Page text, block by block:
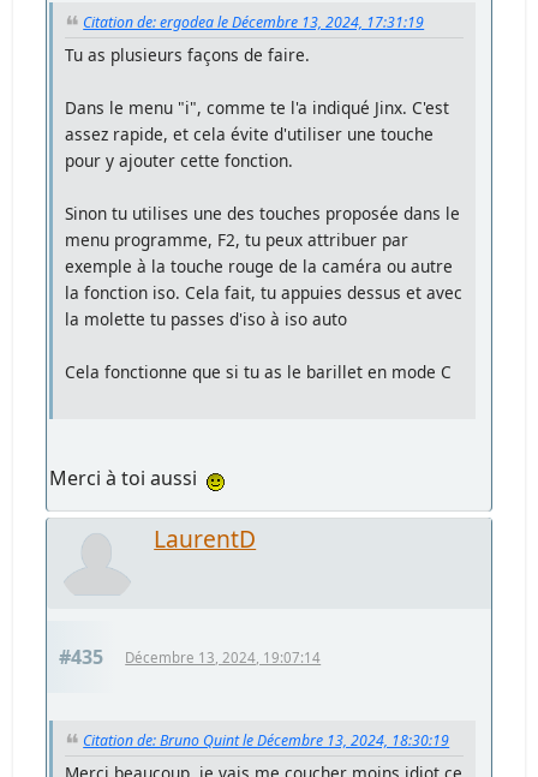
Citation de: ergodea le Décembre 13, 2024, 17:31:19
Tu as plusieurs façons de faire.
Dans le menu "i", comme te l'a indiqué Jinx. C'est
assez rapide, et cela évite d'utiliser une touche
pour y ajouter cette fonction.
Sinon tu utilises une des touches proposée dans le
menu programme, F2, tu peux attribuer par
exemple à la touche rouge de la caméra ou autre
la fonction iso. Cela fait, tu appuies dessus et avec
la molette tu passes d'iso à iso auto
Cela fonctionne que si tu as le barillet en mode C
Merci à toi aussi
LaurentD
#435 Décembre 13, 2024, 19:07:14
Citation de: Bruno Quint le Décembre 13, 2024, 18:30:19
Merci beaucoup, je vais me coucher moins idiot ce